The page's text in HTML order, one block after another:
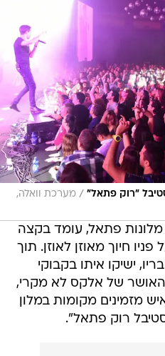
"רוק פתאל" / מערכת וואלה,
פתאל, עומד בקצה
חיוך מאוזן לאוזן. תוך
ישיקו איתו בקבוקי
האושר של אלקס לא מקרי,
זה כשכמעט 2,000 איש מזמינים מקומות במלון
רוק פתאל".